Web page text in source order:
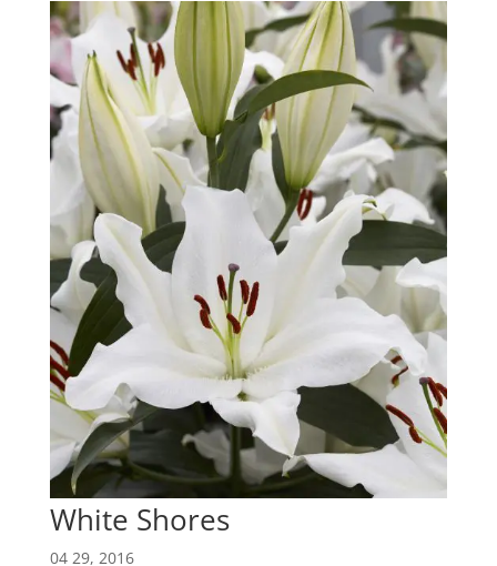
White Shores
04 29, 2016